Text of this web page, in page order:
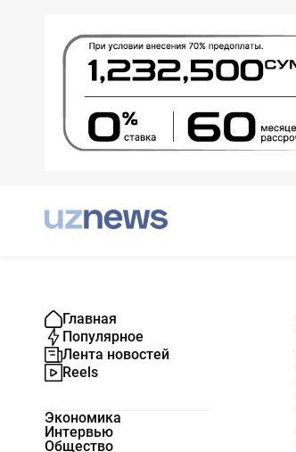
Главная
Популярное
Лента новостей
Reels
Экономика
Интервью
Общество